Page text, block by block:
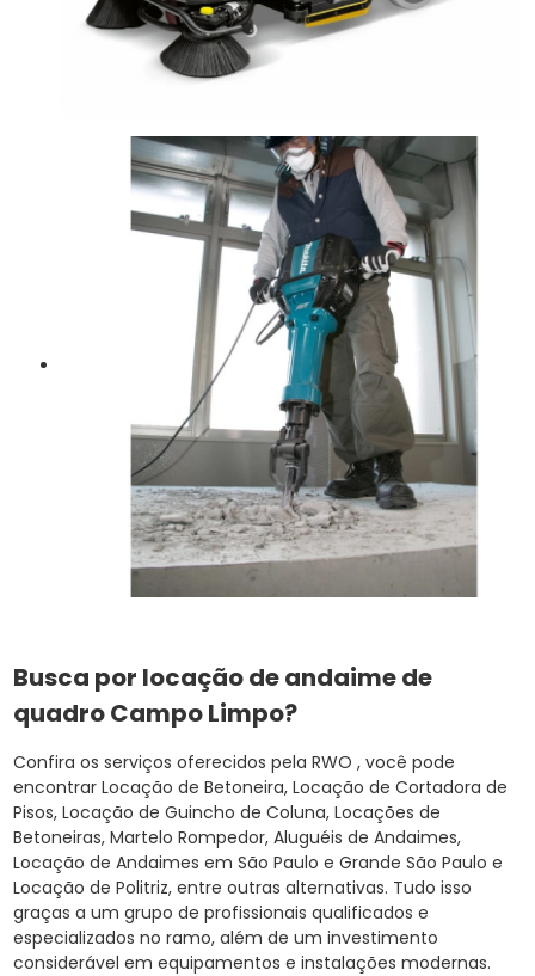
Busca por locação de andaime de
quadro Campo Limpo?
Confira os serviços oferecidos pela RWO , você pode
encontrar Locação de Betoneira, Locação de Cortadora de
Pisos, Locação de Guincho de Coluna, Locações de
Betoneiras, Martelo Rompedor, Aluguéis de Andaimes,
Locação de Andaimes em São Paulo e Grande São Paulo e
Locação de Politriz, entre outras alternativas. Tudo isso
graças a um grupo de profissionais qualificados e
especializados no ramo, além de um investimento
considerável em equipamentos e instalações modernas.